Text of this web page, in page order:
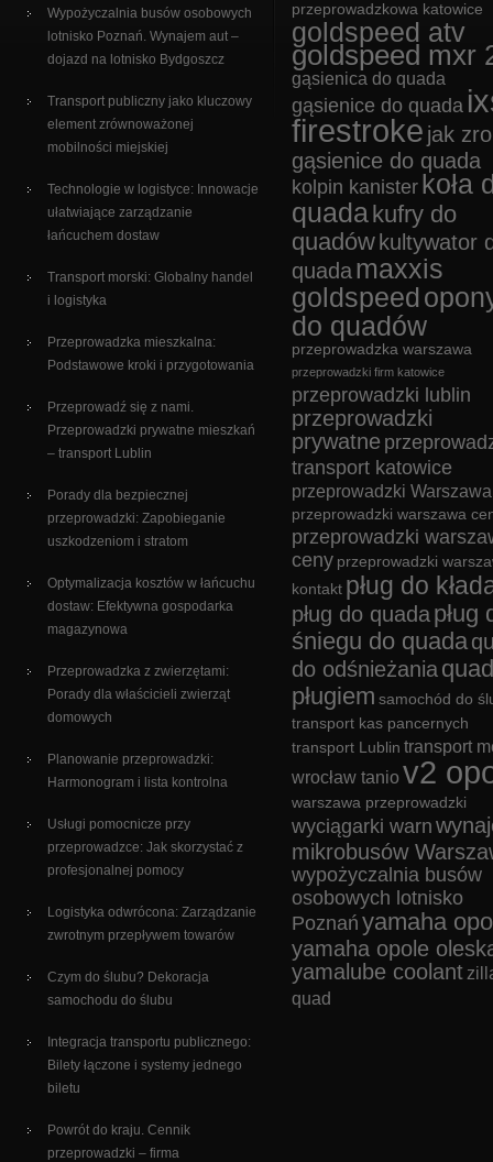
Wypożyczalnia busów osobowych
lotnisko Poznań. Wynajem aut –
dojazd na lotnisko Bydgoszcz
Transport publiczny jako kluczowy
element zrównoważonej
mobilności miejskiej
Technologie w logistyce: Innowacje
ułatwiające zarządzanie
łańcuchem dostaw
Transport morski: Globalny handel
i logistyka
Przeprowadzka mieszkalna:
Podstawowe kroki i przygotowania
Przeprowadź się z nami.
Przeprowadzki prywatne mieszkań
– transport Lublin
Porady dla bezpiecznej
przeprowadzki: Zapobieganie
uszkodzeniom i stratom
Optymalizacja kosztów w łańcuchu
dostaw: Efektywna gospodarka
magazynowa
Przeprowadzka z zwierzętami:
Porady dla właścicieli zwierząt
domowych
Planowanie przeprowadzki:
Harmonogram i lista kontrolna
Usługi pomocnicze przy
przeprowadzce: Jak skorzystać z
profesjonalnej pomocy
Logistyka odwrócona: Zarządzanie
zwrotnym przepływem towarów
Czym do ślubu? Dekoracja
samochodu do ślubu
Integracja transportu publicznego:
Bilety łączone i systemy jednego
biletu
Powrót do kraju. Cennik
przeprowadzki – firma
przeprowadzkowa katowice
goldspeed atv
goldspeed mxr
gąsienica do quada
gąsienice do quada
firestroke jak
gąsienice do quada
kolpin kanister koła
quadakufry do
quadów kultywator
quada maxxis
goldspeed
do quadów
przeprowadzka warszawa
przeprowadzki firm katowice
przeprowadzki lublin
przeprowadzki
prywatne
transport katowice
przeprowadzki Warszawa
przeprowadzki warszawa
przeprowadzki
ceny przeprowadzki
kontakt pług do
pług do quada pług
śniegu do quada
do odśnieżania
pługiem samochód do
transport kas pancernych
transport Lublin transport
wrocław tanio v2
warszawa przeprowadzki
wyciągarki warn
mikrobusów
wypożyczalnia busów
osobowych lotnisko
Poznań yamaha
yamaha opole
yamalube coolant
quad